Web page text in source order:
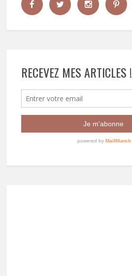
RECEVEZ MES ARTICLES !